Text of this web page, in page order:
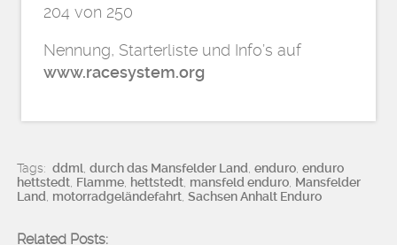
204 von 250
Nennung, Starterliste und Info’s auf
www.racesystem.org
Tags: ddml durch das Mansfelder Land enduro, enduro
hettstedt, Flamme, hettstedt, mansfeld enduro, Mansfelder
Land
motorradgeländefahrt, Sachsen Anhalt Enduro
Related Posts: